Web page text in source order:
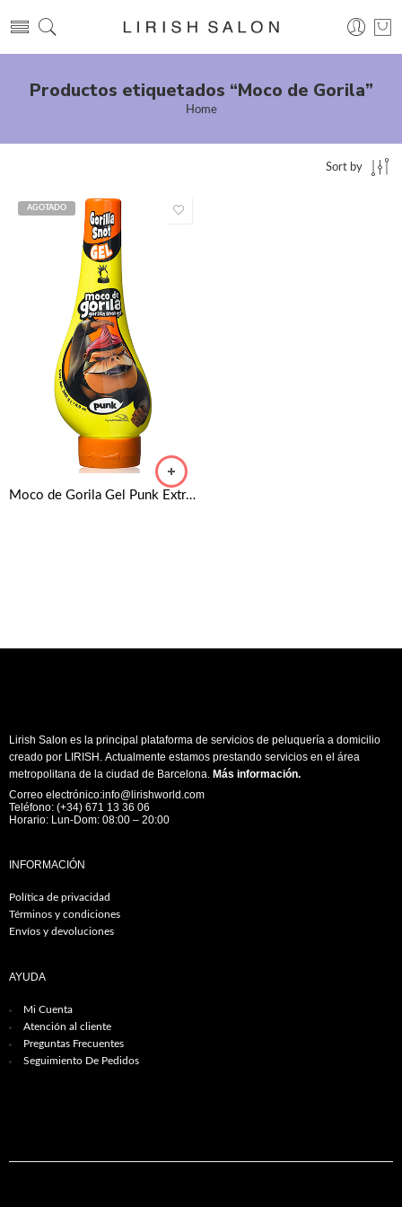
Productos etiquetados “Moco de Gorila”
Home
Sort by
AGOTADO
Moco de Gorila Gel Punk Extreme Hold 340 gr
Lirish Salon es la principal plataforma de servicios de peluquería a domicilio
creado por LIRISH. Actualmente estamos prestando servicios en el área
metropolitana de la ciudad de Barcelona. Más información.
Correo electrónico:info@lirishworld.com
Teléfono: (+34) 671 13 36 06
Horario: Lun-Dom: 08:00 – 20:00
INFORMACIÓN
Política de privacidad
Términos y condiciones
Envíos y devoluciones
AYUDA
Mi Cuenta
Atención al cliente
Preguntas Frecuentes
Seguimiento De Pedidos